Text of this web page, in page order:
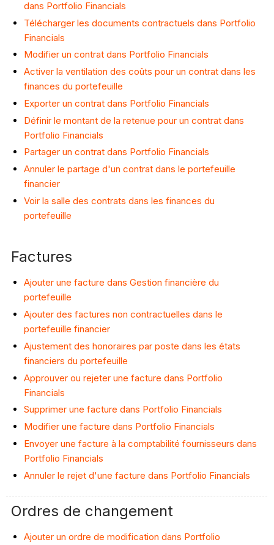
dans Portfolio Financials
Télécharger les documents contractuels dans Portfolio
Financials
Modifier un contrat dans Portfolio Financials
Activer la ventilation des coûts pour un contrat dans les
finances du portefeuille
Exporter un contrat dans Portfolio Financials
Définir le montant de la retenue pour un contrat dans
Portfolio Financials
Partager un contrat dans Portfolio Financials
Annuler le partage d'un contrat dans le portefeuille
financier
Voir la salle des contrats dans les finances du
portefeuille
Factures
Ajouter une facture dans Gestion financière du
portefeuille
Ajouter des factures non contractuelles dans le
portefeuille financier
Ajustement des honoraires par poste dans les états
financiers du portefeuille
Approuver ou rejeter une facture dans Portfolio
Financials
Supprimer une facture dans Portfolio Financials
Modifier une facture dans Portfolio Financials
Envoyer une facture à la comptabilité fournisseurs dans
Portfolio Financials
Annuler le rejet d'une facture dans Portfolio Financials
Ordres de changement
Ajouter un ordre de modification dans Portfolio